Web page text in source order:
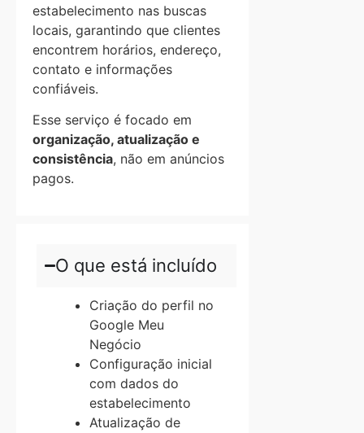
estabelecimento nas buscas
locais, garantindo que clientes
encontrem horários, endereço,
contato e informações
confiáveis.
Esse serviço é focado em
organização, atualização e
consistência, não em anúncios
pagos.
O que está incluído
Criação do perfil no
Google Meu
Negócio
Configuração inicial
com dados do
estabelecimento
Atualização de